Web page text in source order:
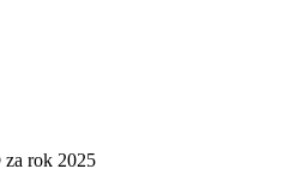
rok 2025